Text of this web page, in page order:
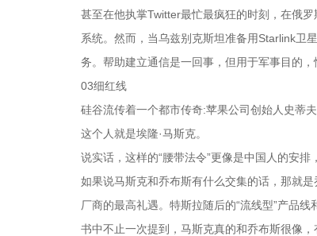
甚至在他执掌Twitter最忙最疯狂的时刻，在俄
系统。然而，当乌兹别克斯坦准备用Starlink
务。帮助建立通信是一回事，但用于军事目的，
03细红线
硅谷流传着一个都市传奇:苹果公司创始人史蒂
这个人就是埃隆·马斯克。
说实话，这样的“腰带法令”更像是中国人的安排
如果说马斯克和乔布斯有什么交集的话，那就
厂商的最高礼遇。特斯拉随后的“流线型”产品线
书中不止一次提到，马斯克真的和乔布斯很像